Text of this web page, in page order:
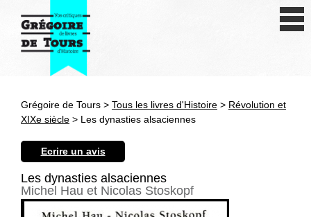
Antiquité
Epoque moderne
Révolution et XIXe siècle
Grégoire de Tours > Tous les livres d'Histoire > Révolution et
XIXe siècle > Les dynasties alsaciennes
Ecrire un avis
Les dynasties alsaciennes
Michel Hau et Nicolas Stoskopf